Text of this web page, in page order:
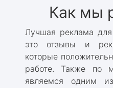
Как мы
Лучшая реклама
это отзывы и
которые
работе. Также по
являемся одним